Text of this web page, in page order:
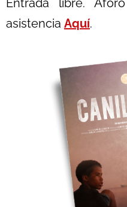
Entrada libre.
asistencia Aquí.